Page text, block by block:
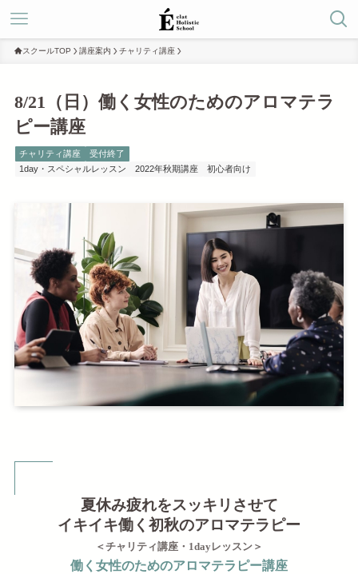
スクールTOP 講座案内 チャリティ講座
8/21（日）働く女性のためのアロマテラ
ピー講座
チャリティ講座
受付終了
1day・スペシャルレッスン
2022年秋期講座 初心者向け
夏休み疲れをスッキリさせて
イキイキ働く初秋のアロマテラピー
＜チャリティ講座・1dayレッスン＞
働く女性のためのアロマテラピー講座